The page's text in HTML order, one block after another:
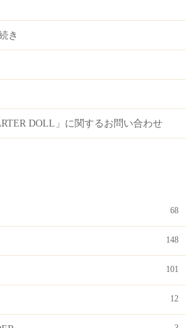
き
DOLL」に関するお問い合わせ
68
148
101
12